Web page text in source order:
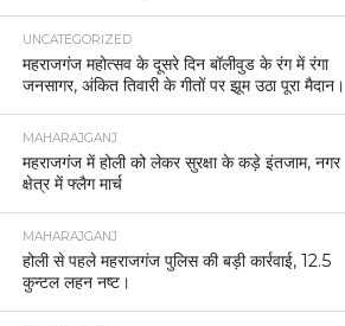
UNCATEGORIZED
महराजगंज महोत्सव के दूसरे दिन बॉलीवुड के रंग में रंगा
जनसागर, अंकित तिवारी के गीतों पर झूम उठा पूरा मैदान।
MAHARAJGANJ
महराजगंज में होली को लेकर सुरक्षा के कड़े इंतजाम, नगर
क्षेत्र में फ्लैग मार्च
MAHARAJGANJ
होली से पहले महराजगंज पुलिस की बड़ी कार्रवाई, 12.5
कुन्टल लहन नष्ट।